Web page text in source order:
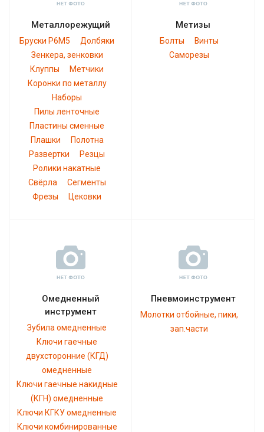
Металлорежущий
Бруски Р6М5
Долбяки
Зенкера, зенковки
Клуппы
Метчики
Коронки по металлу
Наборы
Пилы ленточные
Пластины сменные
Плашки
Полотна
Развертки
Резцы
Ролики накатные
Свёрла
Сегменты
Фрезы
Цековки
Метизы
Болты
Винты
Саморезы
Омедненный
инструмент
Зубила омедненные
Ключи гаечные
двухсторонние (КГД)
омедненные
Ключи гаечные накидные
(КГН) омедненные
Ключи КГКУ омедненные
Ключи комбинированные
Пневмоинструмент
Молотки отбойные, пики,
зап.части